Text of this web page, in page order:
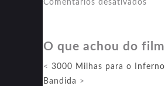
Comentários desativados
que
O que achou do
< 3000 Milhas para o Inferno
Bandida >